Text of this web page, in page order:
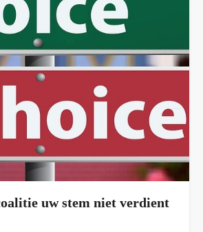
uw stem niet verdient